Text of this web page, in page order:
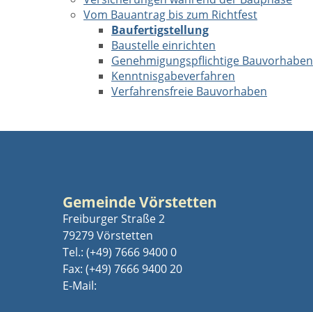
Vom Bauantrag bis zum Richtfest
Baufertigstellung
Baustelle einrichten
Genehmigungspflichtige Bauvorhaben
Kenntnisgabeverfahren
Verfahrensfreie Bauvorhaben
Gemeinde Vörstetten
Freiburger Straße 2
79279 Vörstetten
Tel.: (+49) 7666 9400 0
Fax: (+49) 7666 9400 20
E-Mail: